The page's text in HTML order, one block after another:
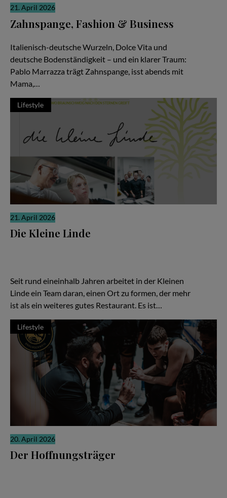
21. April 2026
Zahnspange, Fashion & Business
Italienisch-deutsche Wurzeln, Dolce Vita und
deutsche Bodenständigkeit – und ein klarer Traum:
Pablo Marrazza trägt Zahnspange, isst abends mit
Mama,…
Lifestyle
21. April 2026
Die Kleine Linde
Seit rund eineinhalb Jahren arbeitet in der Kleinen
Linde ein Team daran, einen Ort zu formen, der mehr
ist als ein weiteres gutes Restaurant. Es ist…
Lifestyle
20. April 2026
Der Hoffnungsträger